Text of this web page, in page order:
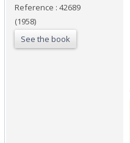
Reference : 42689
(1958)
See the book